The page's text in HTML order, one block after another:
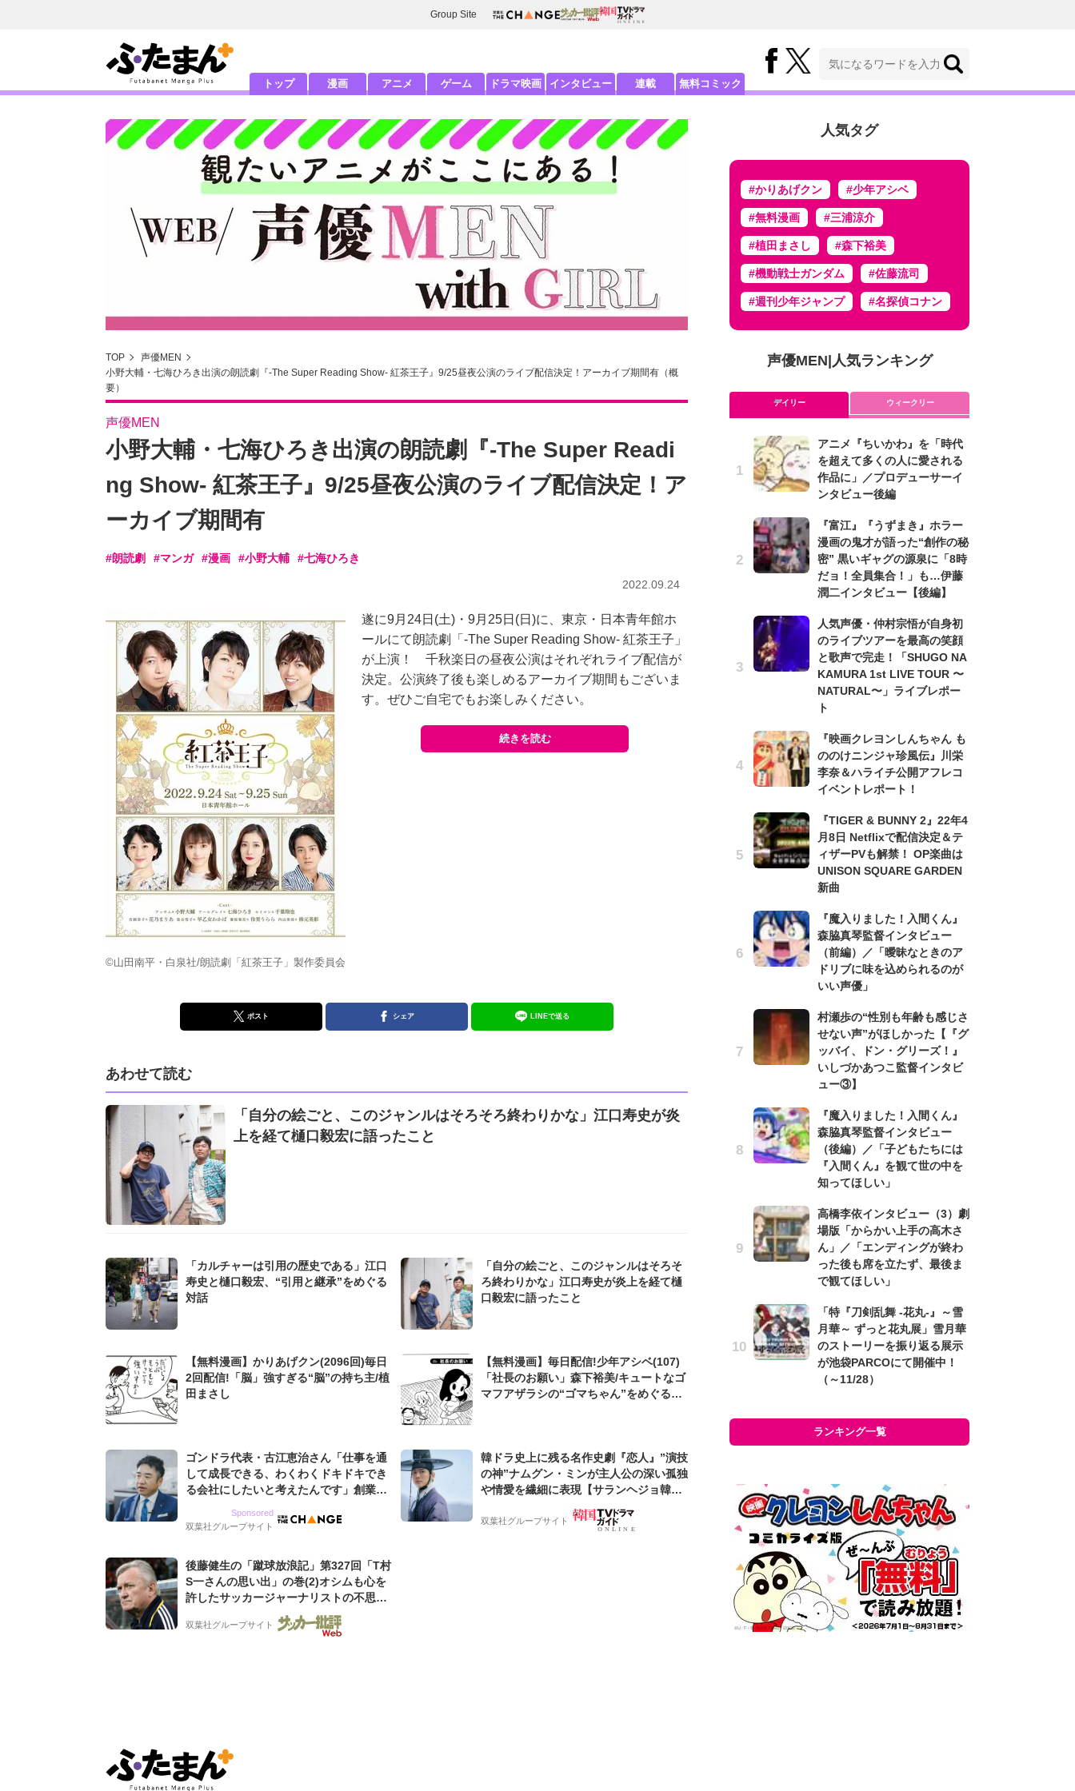
Group Site
トップ 漫画 アニメ ゲーム ドラマ映画 インタビュー 連載 無料コミック
TOP
声優MEN
小野大輔・七海ひろき出演の朗読劇『-The Super Reading Show- 紅茶王子』9/25昼夜公演のライブ配信決定！アーカイブ期間有（概
要）
声優MEN
小野大輔・七海ひろき出演の朗読劇『-The Super Readi
ng Show- 紅茶王子』9/25昼夜公演のライブ配信決定！ア
ーカイブ期間有
#朗読劇 #マンガ #漫画 #小野大輔 #七海ひろき
2022.09.24
©山田南平・白泉社/朗読劇「紅茶王子」製作委員会
遂に9月24日(土)・9月25日(日)に、東京・日本青年館ホ
ールにて朗読劇「-The Super Reading Show- 紅茶王子」
が上演！ 千秋楽日の昼夜公演はそれぞれライブ配信が
決定。公演終了後も楽しめるアーカイブ期間もございま
す。ぜひご自宅でもお楽しみください。
続きを読む
ポスト シェア LINEで送る
あわせて読む
「自分の絵ごと、このジャンルはそろそろ終わりかな」江口寿史が炎
上を経て樋口毅宏に語ったこと
「カルチャーは引用の歴史である」江口
寿史と樋口毅宏、“引用と継承”をめぐる
対話
「自分の絵ごと、このジャンルはそろそ
ろ終わりかな」江口寿史が炎上を経て樋
口毅宏に語ったこと
【無料漫画】かりあげクン(2096回)毎日
2回配信!「脳」強すぎる“脳”の持ち主/植
田まさし
【無料漫画】毎日配信!少年アシベ(107)
「社長のお願い」森下裕美/キュートなゴ
マフアザラシの“ゴマちゃん”をめぐる名
ゴンドラ代表・古江恵治さん「仕事を通
して成長できる、わくわくドキドキでき
る会社にしたいと考えたんです」創業来
グ会社のアイデンティティ
Sponsored
双葉社グループサイト
韓ドラ史上に残る名作史劇『恋人』”演技
の神”ナムグン・ミンが主人公の深い孤独
や情愛を繊細に表現【サランヘジョ韓ド
双葉社グループサイト
後藤健生の「蹴球放浪記」第327回「T村
S一さんの思い出」の巻(2)オシムも心を
許したサッカージャーナリストの不思議
な人徳。全州のはずが原州へ? 愛すべき
男の“大迷子”伝説
双葉社グループサイト
人気タグ
#かりあげクン #少年アシベ
#無料漫画 #三浦涼介
#植田まさし #森下裕美
#機動戦士ガンダム #佐藤流司
#週刊少年ジャンプ #名探偵コナン
声優MEN| 人気ランキング
デイリー ウィークリー
アニメ『ちいかわ』を「時代
を超えて多くの人に愛される
作品に」／プロデューサーイ
ンタビュー後編
『富江』『うずまき』ホラー
漫画の鬼才が語った“創作の秘
密” 黒いギャグの源泉に「8時
だョ！全員集合！」も…伊藤
潤二インタビュー【後編】
人気声優・仲村宗悟が自身初
のライブツアーを最高の笑顔
と歌声で完走！「SHUGO NA
KAMURA 1st LIVE TOUR 〜
NATURAL〜」ライブレポー
ト
『映画クレヨンしんちゃん も
ののけニンジャ珍風伝』川栄
李奈＆ハライチ公開アフレコ
イベントレポート！
『TIGER & BUNNY 2』22年4
月8日 Netflixで配信決定＆テ
ィザーPVも解禁！ OP楽曲は
UNISON SQUARE GARDEN
新曲
『魔入りました！入間くん』
森脇真琴監督インタビュー
（前編）／「曖昧なときのア
ドリブに味を込められるのが
いい声優」
村瀬歩の“性別も年齢も感じさ
せない声”がほしかった【『グ
ッバイ、ドン・グリーズ！』
いしづかあつこ監督インタビ
ュー③】
『魔入りました！入間くん』
森脇真琴監督インタビュー
（後編）／「子どもたちには
『入間くん』を観て世の中を
知ってほしい」
高橋李依インタビュー（3）劇
場版「からかい上手の高木さ
ん」／「エンディングが終わ
った後も席を立たず、最後ま
で観てほしい」
「特『刀剣乱舞 -花丸-』～雪
月華～ ずっと花丸展」雪月華
のストーリーを振り返る展示
が池袋PARCOにて開催中！
（～11/28）
ランキング一覧